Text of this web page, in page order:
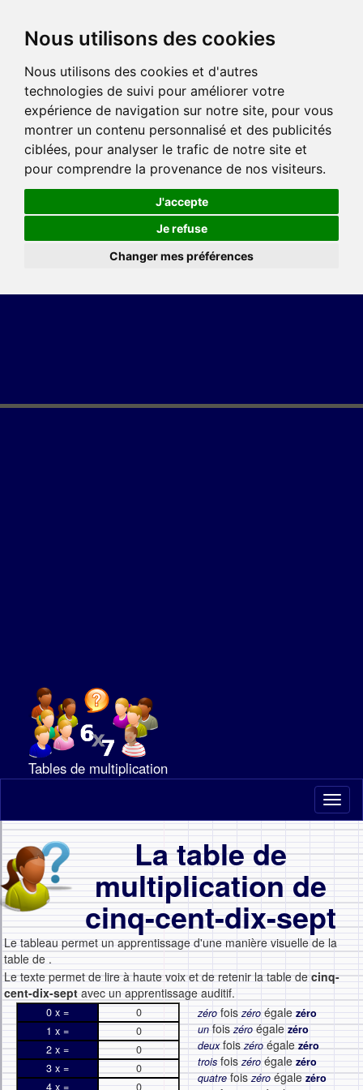
Nous utilisons des cookies
Nous utilisons des cookies et d'autres
technologies de suivi pour améliorer votre
expérience de navigation sur notre site, pour vous
montrer un contenu personnalisé et des publicités
ciblées, pour analyser le trafic de notre site et
pour comprendre la provenance de nos visiteurs.
J'accepte
Je refuse
Changer mes préférences
Tables de multiplication
La table de
multiplication de
cinq-cent-dix-sept
Le tableau permet un apprentissage d'une manière visuelle de la
table de .
Le texte permet de lire à haute voix et de retenir la table decinq-
cent-dix-sept avec un apprentissage auditif.
0 x =
0
1 x =
0
2 x =
0
3 x =
0
4 x =
0
zéro foiszéro égale zéro
unfoiszéroégalezéro
deuxfoiszéroégalezéro
trois foiszéro égale zéro
quatrefoiszéroégalezéro